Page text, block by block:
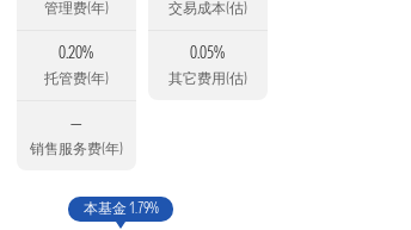
管理费(年)
0.20%
托管费(年)
—
销售服务费(年)
交易成本(估)
0.05%
其它费用(估)
本基金 1.79%